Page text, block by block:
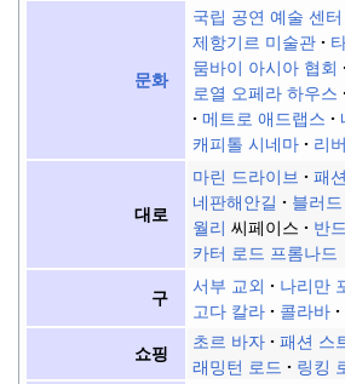
문화
국립 공연 예술 센터
제항기르 미술관
뭄바이 아시아 협회
로열 오페라 하우스
메트로 애드랩스
캐피톨 시네마
리
대로
마린 드라이브 패
네판해안길
블러
월리 씨페이스
반
카터 로드 프롬나드
구
서부 교외 나리만
고다 칼라
콜라바
쇼핑
초르 바자 패션 스
래밍턴 로드
링킹